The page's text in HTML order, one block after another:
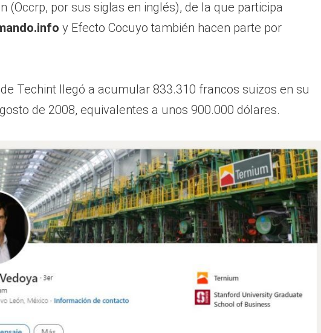
(Occrp, por sus siglas en inglés), de la que participa
y Efecto Cocuyo también hacen parte por
Techint llegó a acumular 833.310 francos suizos en su
de 2008, equivalentes a unos 900.000 dólares.